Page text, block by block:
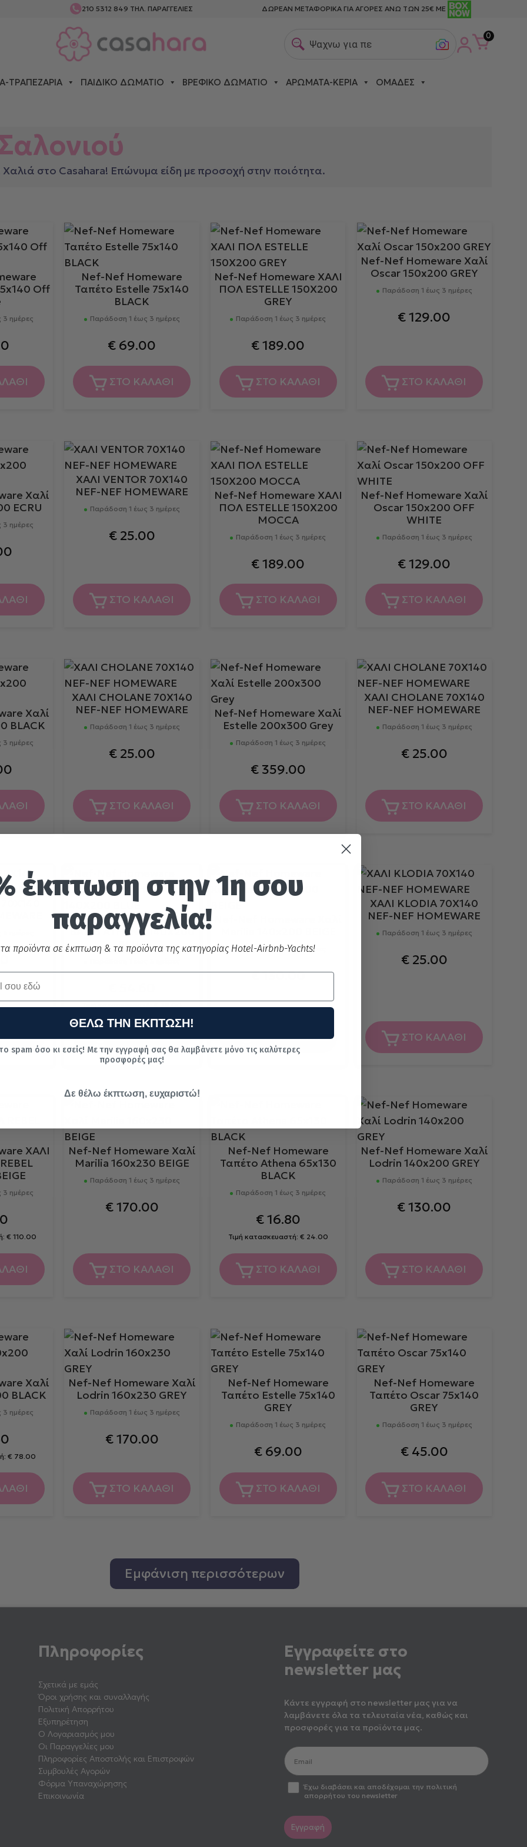
210 5312 849 ΤΗΛ. ΠΑΡΑΓΓΕΛΙΕΣ ΔΩΡΕΑΝ ΜΕΤΑΦΟΡΙΚΑ ΓΙΑ ΑΓΟΡΕΣ ΑΝΩ ΤΩΝ 25€ ΜΕ
Ψαχνω για πετσετες
0
ΤΡΑΠΕΖΑΡΊΑ ΠΑΙΔΙΚΌ ΔΩΜΆΤΙΟ ΒΡΕΦΙΚΌ ΔΩΜΆΤΙΟ ΑΡΏΜΑΤΑ-ΚΕΡΙΆ ΟΜΆΔΕΣ
στο Casahara! Επώνυμα είδη με προσοχή στην ποιότητα.
Off
ημέρες
Nef-Nef Homeware
Ταπέτο Estelle 75x140
BLACK
Παράδοση 1 έως 3 ημέρες
€ 69.00
ΣΤΟ ΚΑΛΑΘΙ
Nef-Nef Homeware ΧΑΛΙ
ΠΟΛ ESTELLE 150Χ200
GREY
Παράδοση 1 έως 3 ημέρες
€189.00
ΣΤΟ ΚΑΛΑΘΙ
Nef-Nef Homeware Χαλί
Oscar 150x200 GREY
Παράδοση 1 έως 3 ημέρες
€129.00
ΣΤΟ ΚΑΛΑΘΙ
Χαλί
ECRU
ημέρες
ΧΑΛΙ VENTOR 70X140
NEF-NEF HOMEWARE
Παράδοση 1 έως 3 ημέρες
€25.00
ΣΤΟ ΚΑΛΑΘΙ
Nef-Nef Homeware ΧΑΛΙ
ΠΟΛ ESTELLE 150Χ200
MOCCA
Παράδοση 1 έως 3 ημέρες
€189.00
ΣΤΟ ΚΑΛΑΘΙ
Nef-Nef Homeware Χαλί
Oscar 150x200 OFF
WHITE
Παράδοση 1 έως 3 ημέρες
€129.00
ΣΤΟ ΚΑΛΑΘΙ
Χαλί
BLACK
ημέρες
ΧΑΛΙ CHOLANE 70X140
NEF-NEF HOMEWARE
Παράδοση 1 έως 3 ημέρες
€25.00
ΣΤΟ ΚΑΛΑΘΙ
Nef-Nef Homeware Χαλί
Estelle 200x300 Grey
Παράδοση 1 έως 3 ημέρες
€359.00
ΣΤΟ ΚΑΛΑΘΙ
ΧΑΛΙ CHOLANE 70X140
NEF-NEF HOMEWARE
Παράδοση 1 έως 3 ημέρες
€25.00
ΣΤΟ ΚΑΛΑΘΙ
Nef-Nef Homeware ΧΑΛΙ
BAMB ATHENA 140X200
BLUE
ΣΤΟ ΚΑΛΑΘΙ
Παράδοση 1 έως 3 ημέρες
€130.00
ΣΤΟ ΚΑΛΑΘΙ
ΧΑΛΙ KLODIA 70X140
NEF-NEF HOMEWARE
Παράδοση 1 έως 3 ημέρες
€25.00
ΣΤΟ ΚΑΛΑΘΙ
ΧΑΛΙ
ημέρες
€ 110.00
Nef-Nef Homeware Χαλί
Marilia 160x230 BEIGE
Παράδοση 1 έως 3 ημέρες
€170.00
ΣΤΟ ΚΑΛΑΘΙ
Nef-Nef Homeware
Ταπέτο Athena 65x130
BLACK
Παράδοση 1 έως 3 ημέρες
€16.80
Τιμή κατασκευαστή: € 24.00
ΣΤΟ ΚΑΛΑΘΙ
Nef-Nef Homeware Χαλί
Lodrin 140x200 GREY
Παράδοση 1 έως 3 ημέρες
€130.00
ΣΤΟ ΚΑΛΑΘΙ
Χαλί
BLACK
ημέρες
€ 78.00
Nef-Nef Homeware Χαλί
Lodrin 160x230 GREY
Παράδοση 1 έως 3 ημέρες
€170.00
ΣΤΟ ΚΑΛΑΘΙ
Nef-Nef Homeware
Ταπέτο Estelle 75x140
GREY
Παράδοση 1 έως 3 ημέρες
€69.00
ΣΤΟ ΚΑΛΑΘΙ
Nef-Nef Homeware
Ταπέτο Oscar 75x140
GREY
Παράδοση 1 έως 3 ημέρες
€45.00
ΣΤΟ ΚΑΛΑΘΙ
Εμφάνιση περισσότερων
Πληροφορίες
Σχετικά με εμάς
Όροι χρήσης και συναλλαγής
Πολιτική Απορρήτου
Εξυπηρέτηση
Ο Λογαριασμός μου
Οι Παραγγελίες μου
Πληροφορίες Αποστολής και Επιστροφών
Συμβουλές Αγορών
Φόρμα Υπαναχώρησης
Επικοινωνία
Εγγραφείτε στο
newsletter μας
Κάντε εγγραφή στο newsletter μας για να
λαμβάνετε όλα τα τελευταία νέα, καθώς και
προσφορές για τα προϊόντα μας.
optin2Έχω διαβάσει και αποδέχομαι την πολιτική
απορρήτου του newsletter
Εγγραφή
έκπτωση στην 1η σου
παραγγελία!
τα προϊόντα σε έκπτωση & τα προϊόντα της κατηγορίας Hotel-Airbnb-Yachts!
ΘΕΛΩ ΤΗΝ ΕΚΠΤΩΣΗ!
spam όσο κι εσείς! Με την εγγραφή σας θα λαμβάνετε μόνο τις καλύτερες
προσφορές μας!
Δε θέλω έκπτωση, ευχαριστώ!